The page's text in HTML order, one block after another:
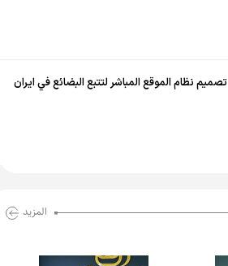
تصميم نظام الموقع المباشر لتتبع البضائع في ايران
المزید